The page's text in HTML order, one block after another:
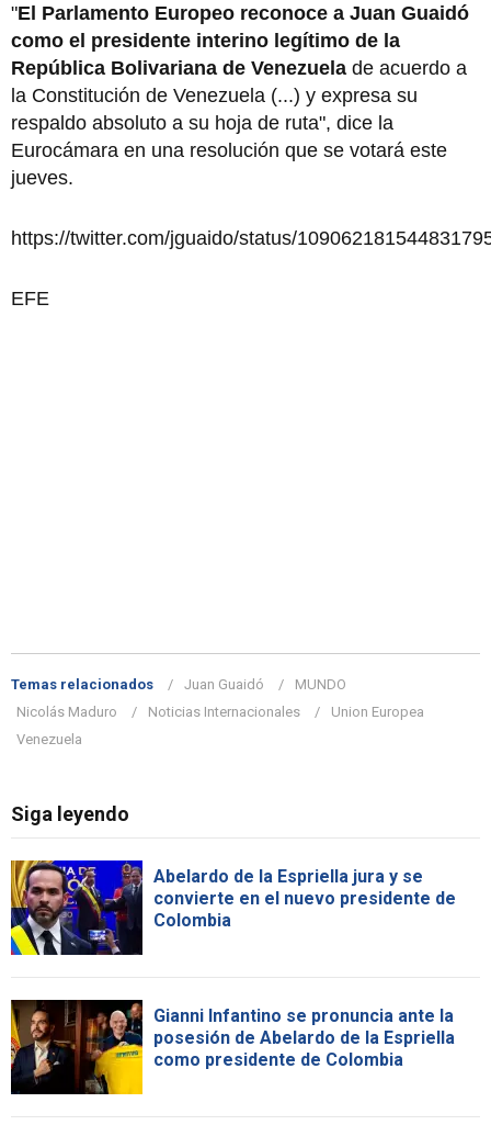
"El Parlamento Europeo reconoce a Juan Guaidó
como el presidente interino legítimo de la
República Bolivariana de Venezuela de acuerdo a
la Constitución de Venezuela (...) y expresa su
respaldo absoluto a su hoja de ruta", dice la
Eurocámara en una resolución que se votará este
jueves.
https://twitter.com/jguaido/status/
EFE
Temas relacionados Juan Guaidó
MUNDO
Nicolás Maduro
Noticias Internacionales
Union Europea
Venezuela
Siga leyendo
Abelardo de la Espriella jura y se
convierte en el nuevo presidente de
Colombia
Gianni Infantino se pronuncia ante la
posesión de Abelardo de la Espriella
como presidente de Colombia